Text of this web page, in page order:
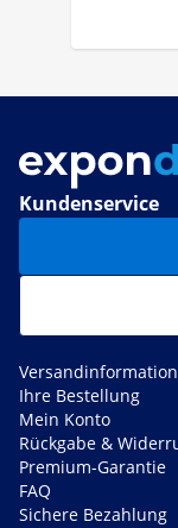
Kundenservice
Ihre Bestellung
Mein Konto
Rückgabe &
Premium-Garantie
FAQ
Sichere Bezahlung